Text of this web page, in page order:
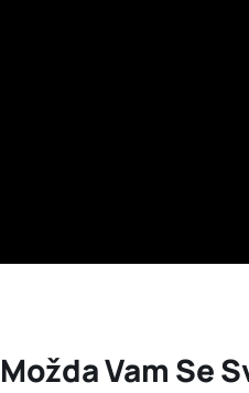
Možda Vam Se